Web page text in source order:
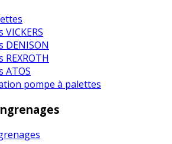
DENISON
ATOS
pompe à palettes